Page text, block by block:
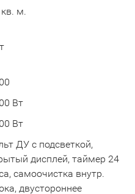
м.
Вт
Вт
ДУ с подсветкой,
дисплей, таймер 24
самоочистка внутр.
двустороннее